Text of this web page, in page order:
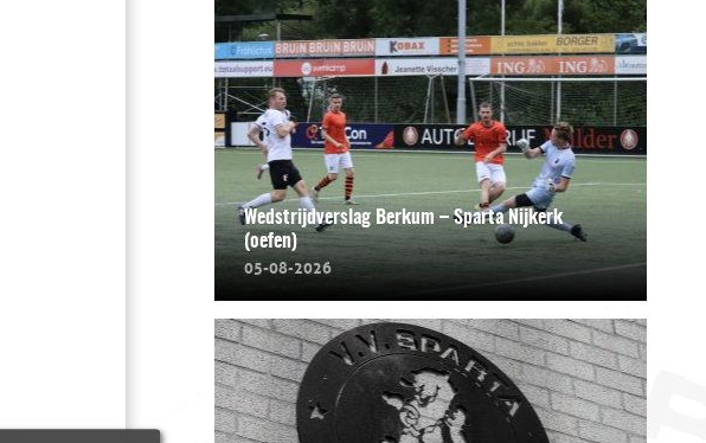
Wedstrijdverslag Berkum – Sparta Nijkerk
(oefen)
05-08-2026